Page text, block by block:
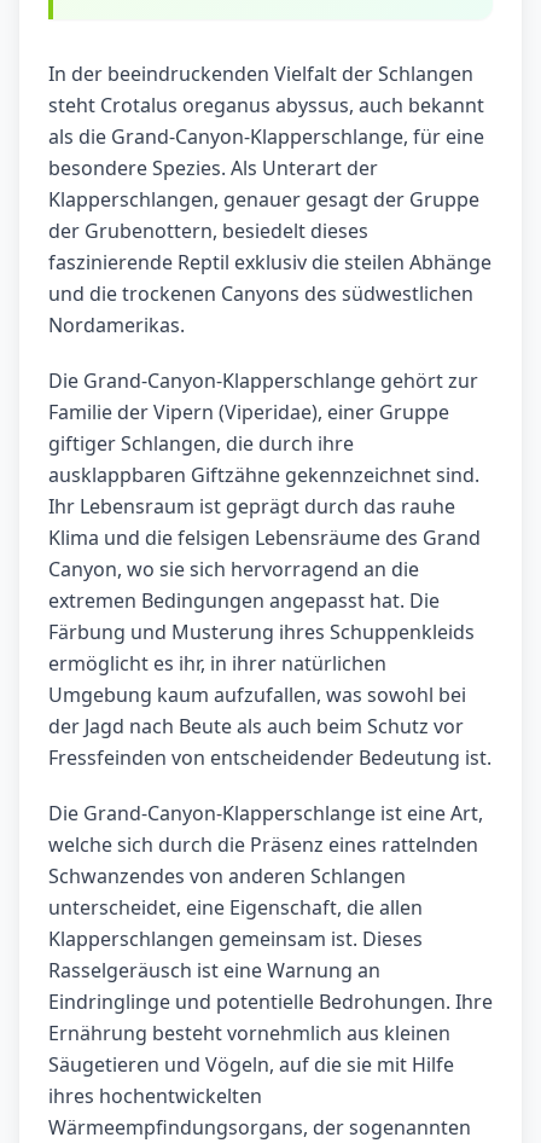
In der beeindruckenden Vielfalt der Schlangen
steht Crotalus oreganus abyssus, auch bekannt
als die Grand-Canyon-Klapperschlange, für eine
besondere Spezies. Als Unterart der
Klapperschlangen, genauer gesagt der Gruppe
der Grubenottern, besiedelt dieses
faszinierende Reptil exklusiv die steilen Abhänge
und die trockenen Canyons des südwestlichen
Nordamerikas.
Die Grand-Canyon-Klapperschlange gehört zur
Familie der Vipern (Viperidae), einer Gruppe
giftiger Schlangen, die durch ihre
ausklappbaren Giftzähne gekennzeichnet sind.
Ihr Lebensraum ist geprägt durch das rauhe
Klima und die felsigen Lebensräume des Grand
Canyon, wo sie sich hervorragend an die
extremen Bedingungen angepasst hat. Die
Färbung und Musterung ihres Schuppenkleids
ermöglicht es ihr, in ihrer natürlichen
Umgebung kaum aufzufallen, was sowohl bei
der Jagd nach Beute als auch beim Schutz vor
Fressfeinden von entscheidender Bedeutung ist.
Die Grand-Canyon-Klapperschlange ist eine Art,
welche sich durch die Präsenz eines rattelnden
Schwanzendes von anderen Schlangen
unterscheidet, eine Eigenschaft, die allen
Klapperschlangen gemeinsam ist. Dieses
Rasselgeräusch ist eine Warnung an
Eindringlinge und potentielle Bedrohungen. Ihre
Ernährung besteht vornehmlich aus kleinen
Säugetieren und Vögeln, auf die sie mit Hilfe
ihres hochentwickelten
Wärmeempfindungsorgans, der sogenannten